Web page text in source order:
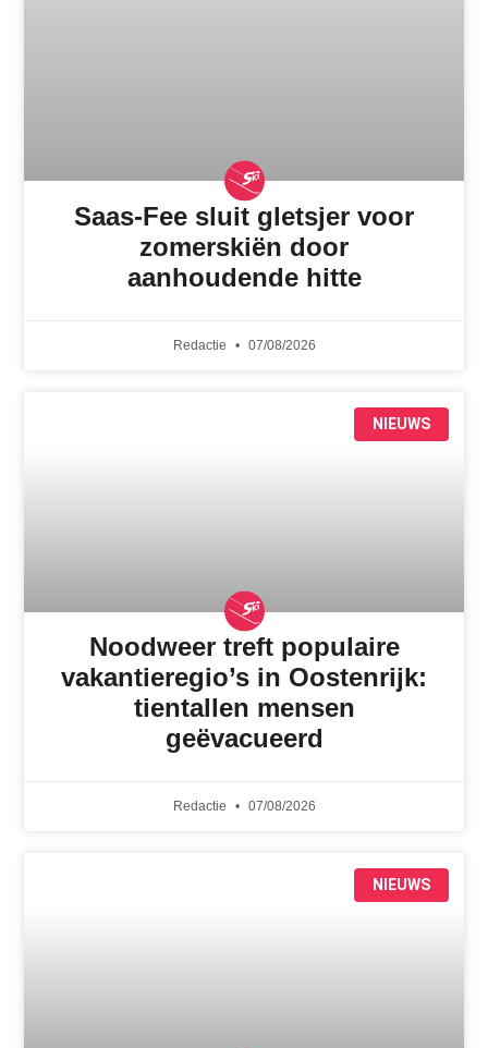
Saas-Fee sluit gletsjer voor
zomerskiën door
aanhoudende hitte
Redactie 07/08/2026
NIEUWS
Noodweer treft populaire
vakantieregio’s in Oostenrijk:
tientallen mensen
geëvacueerd
Redactie 07/08/2026
NIEUWS